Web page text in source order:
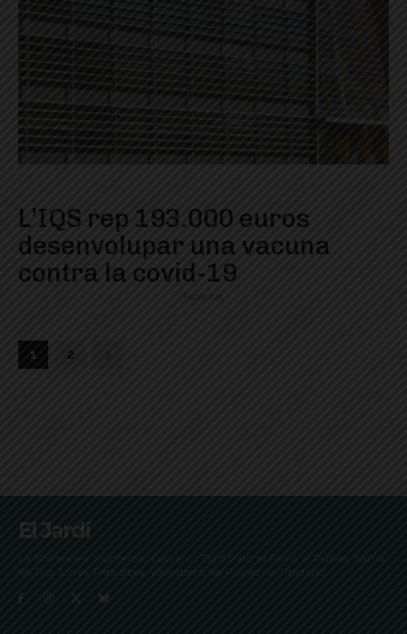
L’IQS rep 193.000 euros
desenvolupar una vacuna
contra la covid-19
Publicitat
1 2
El Jardí
La Bonanova, Monterols, Galvany, Turó Parc, el Farró, el Putxet, Sarrià,
les Tres Torres, Pedralbes, Vallvidrera, les Planes i el Tibidabo